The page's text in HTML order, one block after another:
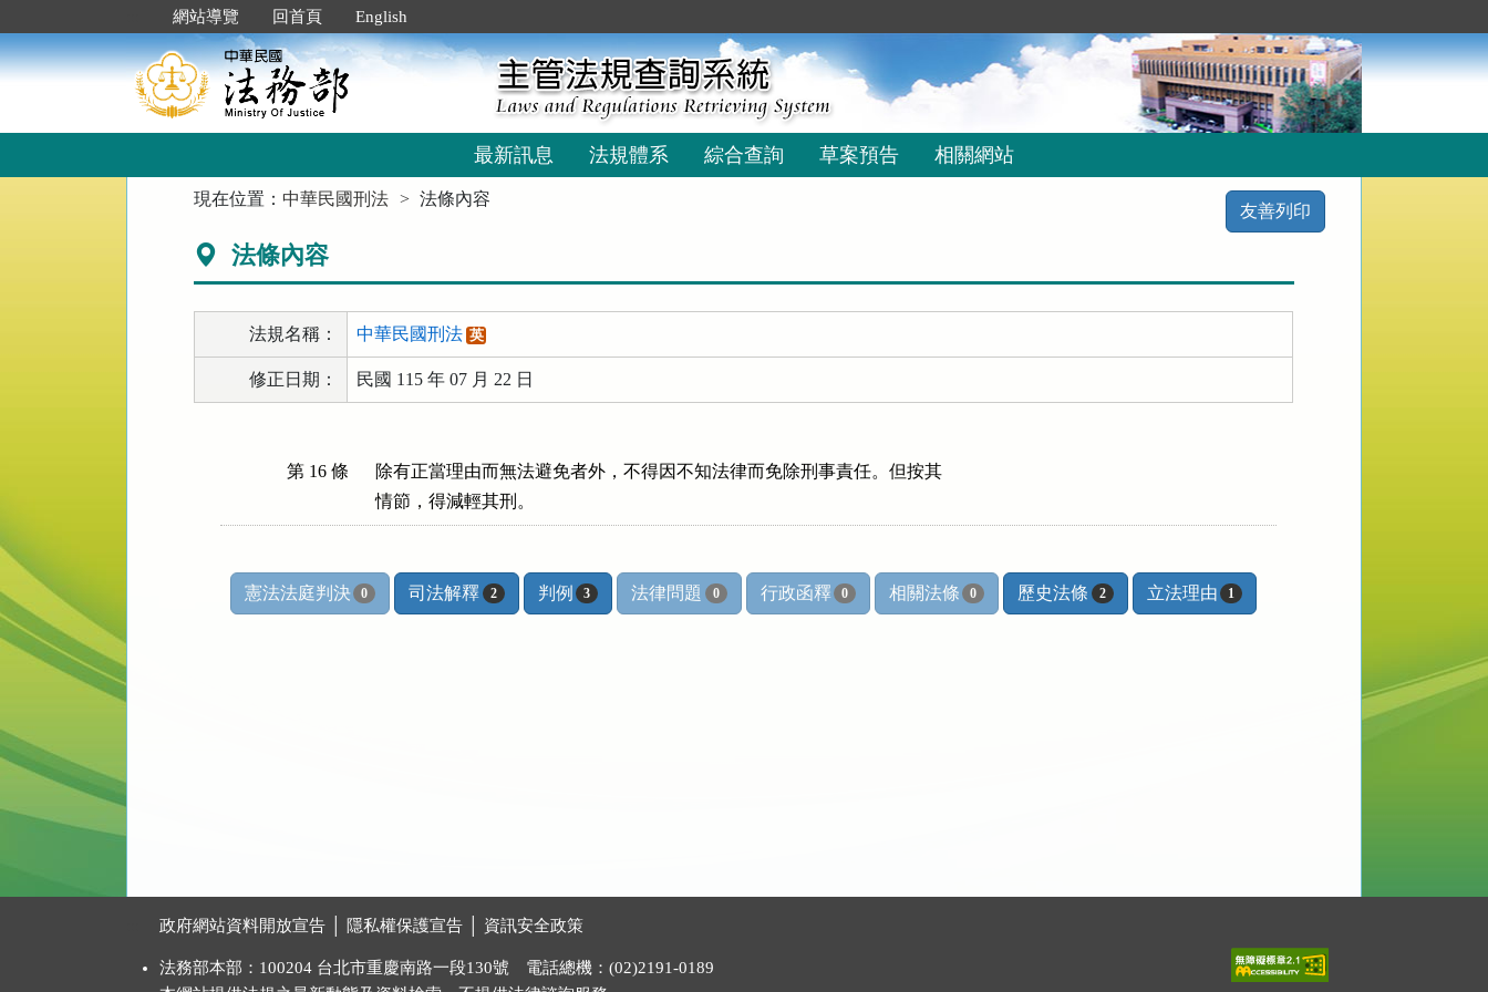
到
主
要
網站導覽 回首頁 English
最新訊息 法規體系 綜合查詢 草案預告 相關網站
現在位置： 中華民國刑法 法條內容
友善列印
法條內容
法規名稱： 中華民國刑法 英
修正日期： 民國 115 年 07 月 22 日
第 16 條
除有正當理由而無法避免者外，不得因不知法律而免除刑事責任。但按其
情節，得減輕其刑。
憲法法庭判決 0 司法解釋 2 判例 3 法律問題 0 行政函釋 0 相關法條 0 歷史法條 2 立法理由 1
政府網站資料開放宣告 隱私權保護宣告 資訊安全政策
法務部本部：100204 台北市重慶南路一段130號 電話總機：(02)2191-0189